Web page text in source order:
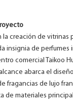
creación de vitrinas
insignia de
comercial Taikoo
abarca el
fragancias de lujo
de materiales